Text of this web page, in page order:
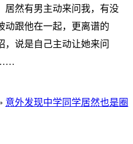
居然有男主动来问我，有没
动跟他在一起，更离谱的
，说是自己主动让她来问
……
意外发现中学同学居然也是圈